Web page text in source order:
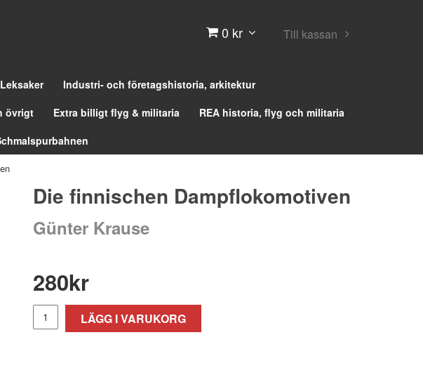
0 kr Till kassan
Industri- och företagshistoria, arkitektur
övrigt Extra billigt flyg & militaria
REA historia, flyg och militaria
Die finnischen Dampflokomotiven
Günter Krause
280kr
LÄGG I VARUKORG